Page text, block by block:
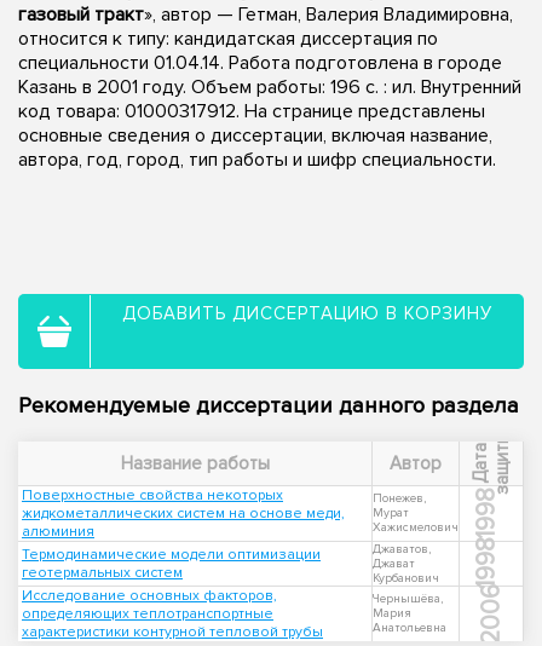
газовый тракт», автор — Гетман, Валерия Владимировна,
относится к типу: кандидатская диссертация по
специальности 01.04.14. Работа подготовлена в городе
Казань в 2001 году. Объем работы: 196 с. : ил. Внутренний
код товара: 01000317912. На странице представлены
основные сведения о диссертации, включая название,
автора, год, город, тип работы и шифр специальности.
ДОБАВИТЬ ДИССЕРТАЦИЮ В КОРЗИНУ
Рекомендуемые диссертации данного раздела
Название работы Автор Д
а
т
а
з
а
щ
и
т ы
Поверхностные свойства некоторых
жидкометаллических систем на основе меди,
алюминия
Понежев,
Мурат
Хажисмелович
1998
Термодинамические модели оптимизации
геотермальных систем
Джаватов,
Джават
Курбанович
1998
Исследование основных факторов,
определяющих теплотранспортные
характеристики контурной тепловой трубы
Чернышёва,
Мария
Анатольевна
2006